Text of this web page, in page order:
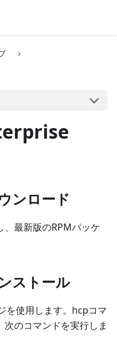
ンロード
、最新版のRPMパッケ
ストール
を使用します。hcpコマ
のコマンドを実行しま